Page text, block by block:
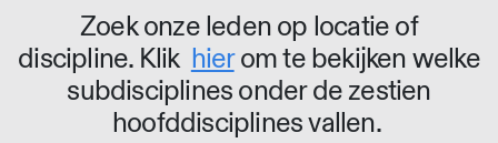
Zoek onze leden op locatie of
discipline. Klik hierom te bekijken welke
subdisciplines onder de zestien
hoofddisciplines vallen.